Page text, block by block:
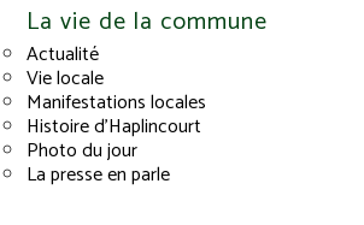
La vie de la commune
Actualité
Vie locale
Manifestations locales
Histoire d’Haplincourt
Photo du jour
La presse en parle